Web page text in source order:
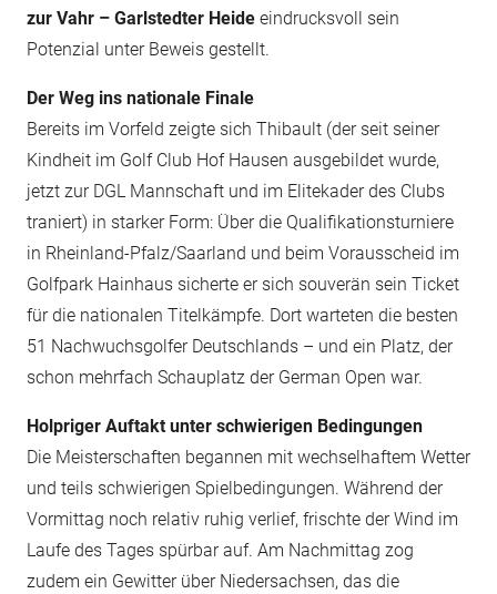
zur Vahr – Garlstedter Heide eindrucksvoll sein
Potenzial unter Beweis gestellt.
Der Weg ins nationale Finale
Bereits im Vorfeld zeigte sich Thibault (der seit seiner
Kindheit im Golf Club Hof Hausen ausgebildet wurde,
jetzt zur DGL Mannschaft und im Elitekader des Clubs
traniert) in starker Form: Über die Qualifikationsturniere
in Rheinland-Pfalz/Saarland und beim Vorausscheid im
Golfpark Hainhaus sicherte er sich souverän sein Ticket
für die nationalen Titelkämpfe. Dort warteten die besten
51 Nachwuchsgolfer Deutschlands – und ein Platz, der
schon mehrfach Schauplatz der German Open war.
Holpriger Auftakt unter schwierigen Bedingungen
Die Meisterschaften begannen mit wechselhaftem Wetter
und teils schwierigen Spielbedingungen. Während der
Vormittag noch relativ ruhig verlief, frischte der Wind im
Laufe des Tages spürbar auf. Am Nachmittag zog
zudem ein Gewitter über Niedersachsen, das die